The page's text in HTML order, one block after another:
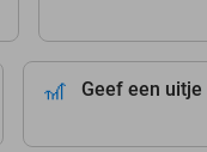
🎢 Geef een